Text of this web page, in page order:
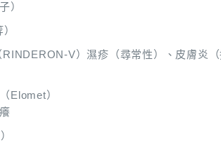
）
RINDERON-V）濕疹（尋常性）、皮膚炎
Elomet）